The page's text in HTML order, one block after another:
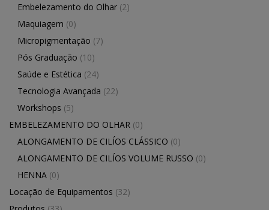
Embelezamento do Olhar (2)
Maquiagem (0)
Micropigmentação (7)
Pós Graduação (10)
Saúde e Estética (24)
Tecnologia Avançada (22)
Workshops (5)
EMBELEZAMENTO DO OLHAR (0)
ALONGAMENTO DE CILÍOS CLÁSSICO (0)
ALONGAMENTO DE CILÍOS VOLUME RUSSO (0)
HENNA (0)
Locação de Equipamentos (32)